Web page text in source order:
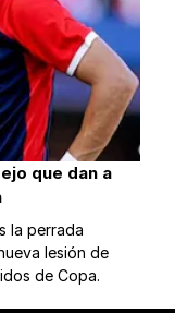
que dan a
la perrada
lesión de
de Copa.